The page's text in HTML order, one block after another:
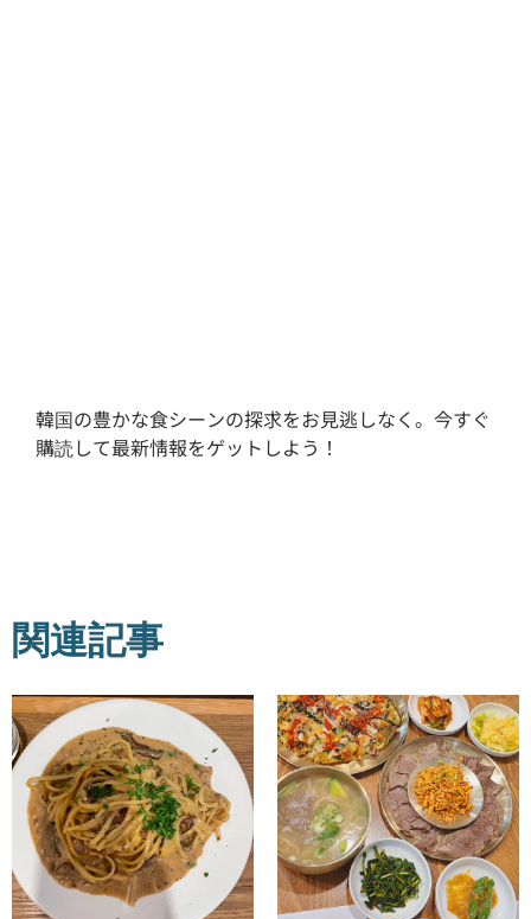
韓国の豊かな食シーンの探求をお見逃しなく。今すぐ
購読して最新情報をゲットしよう！
関連記事